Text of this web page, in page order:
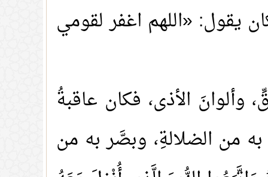
يقول: «اللهم اغفر لقومي
الأذى، فكان عاقبةُ
من الضلالةِ، وبصَّر به من